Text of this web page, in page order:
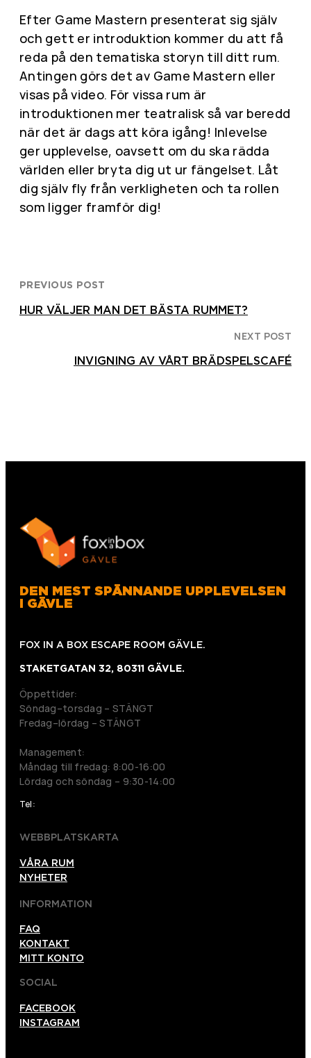
Efter Game Mastern presenterat sig själv
och gett er introduktion kommer du att få
reda på den tematiska storyn till ditt rum.
Antingen görs det av Game Mastern eller
visas på video. För vissa rum är
introduktionen mer teatralisk så var beredd
när det är dags att köra igång! Inlevelse
ger upplevelse, oavsett om du ska rädda
världen eller bryta dig ut ur fängelset. Låt
dig själv fly från verkligheten och ta rollen
som ligger framför dig!
PREVIOUS POST
HUR VÄLJER MAN DET BÄSTA RUMMET?
NEXT POST
INVIGNING AV VÅRT BRÄDSPELSCAFÉ
DEN MEST SPÄNNANDE UPPLEVELSEN
I GÄVLE
FOX IN A BOX ESCAPE ROOM GÄVLE.
STAKETGATAN 32, 80311 GÄVLE.
Öppettider:
Söndag–torsdag – STÄNGT
Fredag–lördag – STÄNGT
Management:
Måndag till fredag: 8:00-16:00
Lördag och söndag – 9:30-14:00
Tel:
WEBBPLATSKARTA
VÅRA RUM
NYHETER
INFORMATION
FAQ
KONTAKT
MITT KONTO
SOCIAL
FACEBOOK
INSTAGRAM